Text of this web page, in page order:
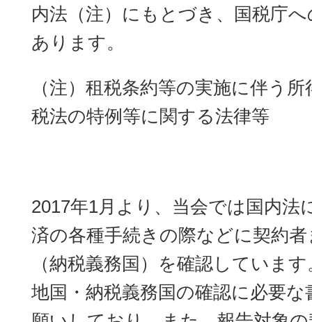
内法（注）にもとづき、国税庁
あります。
（注）租税条約等の実施に伴う
税法の特例等に関する法律等
2017年1月より、当会では国内法
済の各種手続きの際などに契約
（納税義務国）を確認していま
地国・納税義務国の確認に必要